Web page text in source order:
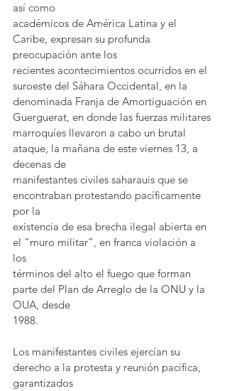
así como
académicos de América Latina y el
Caribe, expresan su profunda
preocupación ante los
recientes acontecimientos ocurridos en el
suroeste del Sáhara Occidental, en la
denominada Franja de Amortiguación en
Guerguerat, en donde las fuerzas militares
marroquíes llevaron a cabo un brutal
ataque, la mañana de este viernes 13, a
decenas de
manifestantes civiles saharauis que se
encontraban protestando pacíficamente
por la
existencia de esa brecha ilegal abierta en
el “muro militar”, en franca violación a
los
términos del alto el fuego que forman
parte del Plan de Arreglo de la ONU y la
OUA, desde
1988.
Los manifestantes civiles ejercían su
derecho a la protesta y reunión pacífica,
garantizados